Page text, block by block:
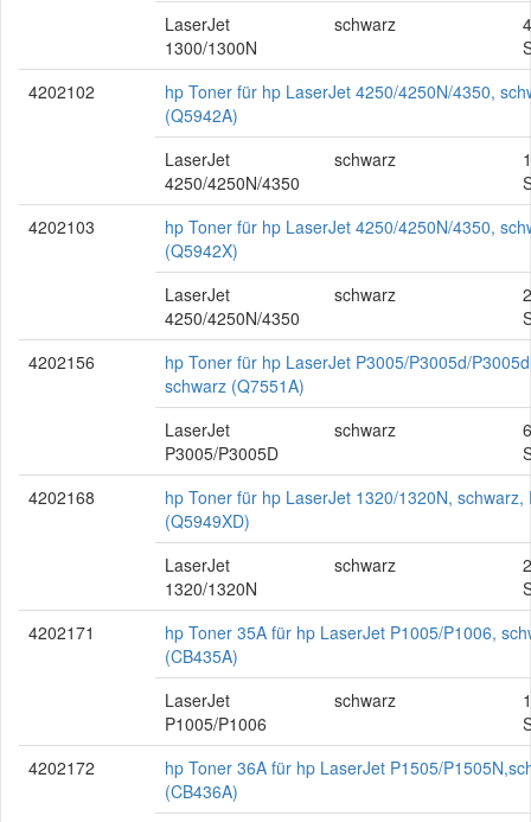
LaserJet
1300/1300N
schwarz
4202102
hp Toner für hp LaserJet 4250/4250N/4350,
(Q5942A)
LaserJet
4250/4250N/4350
schwarz
4202103
hp Toner für hp LaserJet 4250/4250N/4350,
(Q5942X)
LaserJet
4250/4250N/4350
schwarz
4202156
hp Toner für hp LaserJet P3005/P3005d/
schwarz (Q7551A)
LaserJet
P3005/P3005D
schwarz
4202168
hp Toner für hp LaserJet 1320/1320N, schwarz,
(Q5949XD)
LaserJet
1320/1320N
schwarz
4202171
hp Toner 35A für hp LaserJet P1005/P1006,
(CB435A)
LaserJet
P1005/P1006
schwarz
4202172
hp Toner 36A für hp LaserJet P1505/
(CB436A)